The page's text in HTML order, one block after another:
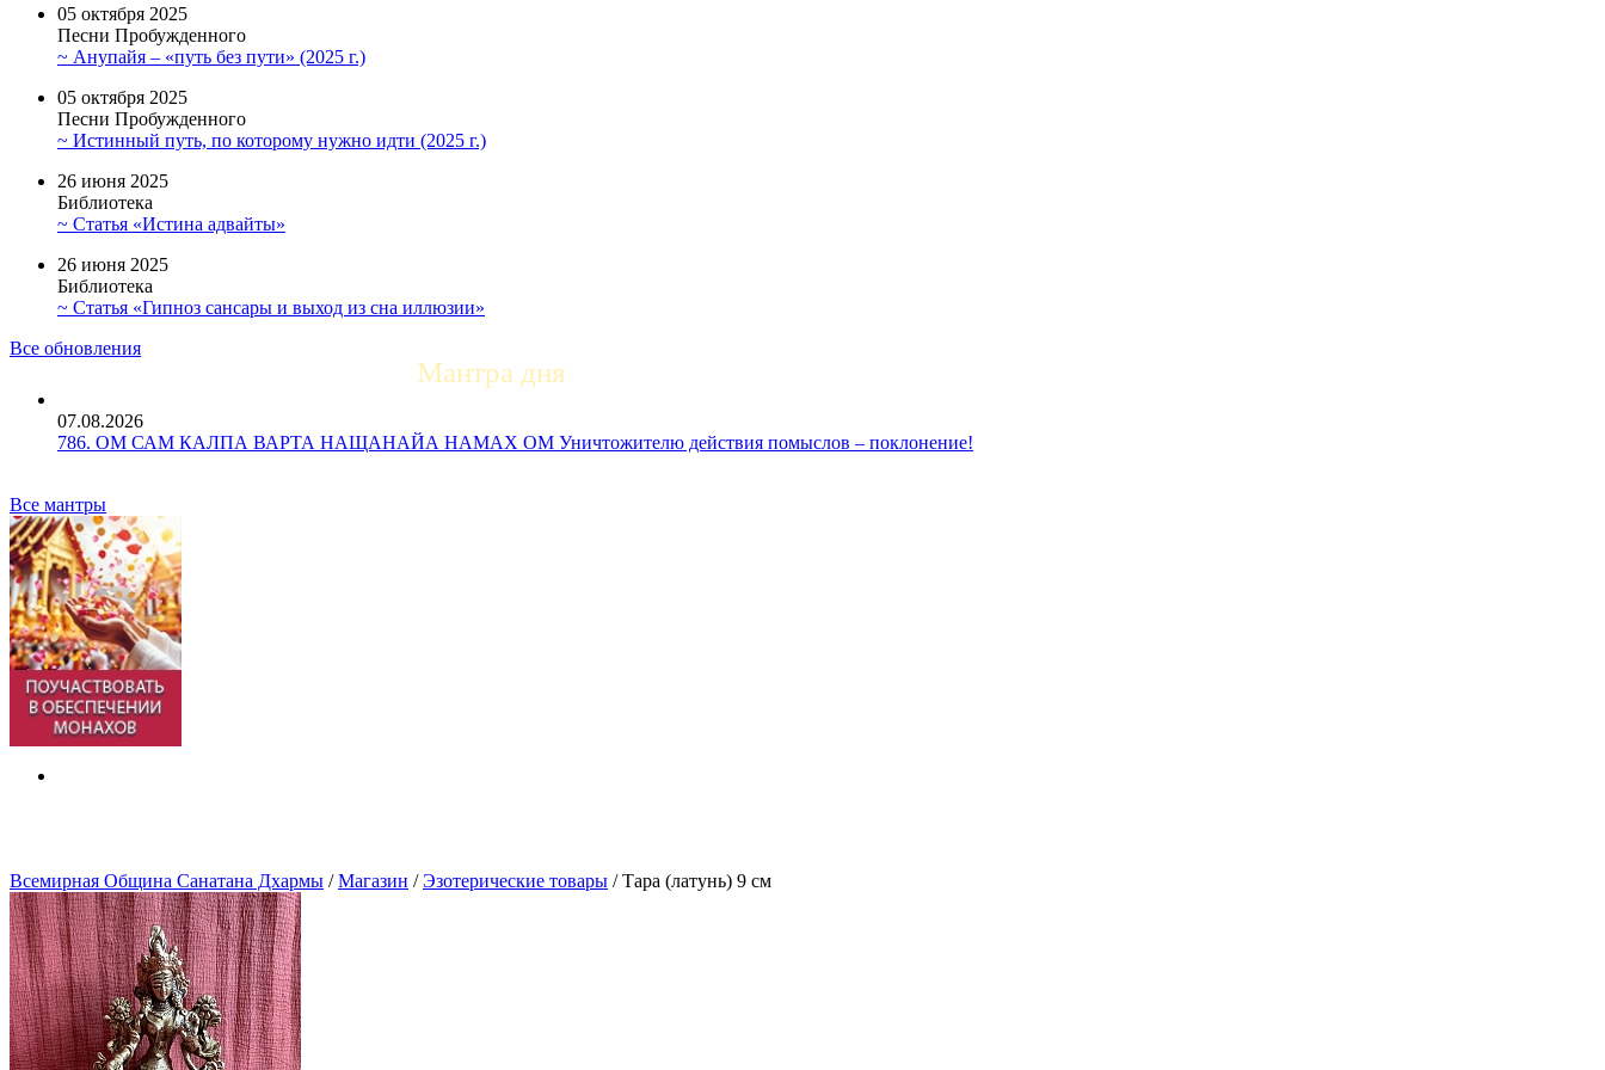
05 октября 2025
Песни Пробужденного
~ Анупайя – «путь без пути» (2025 г.)
05 октября 2025
Песни Пробужденного
~ Истинный путь, по которому нужно идти (2025 г.)
26 июня 2025
Библиотека
~ Статья «Истина адвайты»
26 июня 2025
Библиотека
~ Статья «Гипноз сансары и выход из сна иллюзии»
Все обновления
Мантра дня
07.08.2026
786. ОМ САМ КАЛПА ВАРТА НАЩАНАЙА НАМАХ ОМ Уничтожителю действия помыслов – поклонение!
Все мантры
Всемирная Община Санатана Дхармы /Магазин /Эзотерические товары /Тара (латунь) 9 см